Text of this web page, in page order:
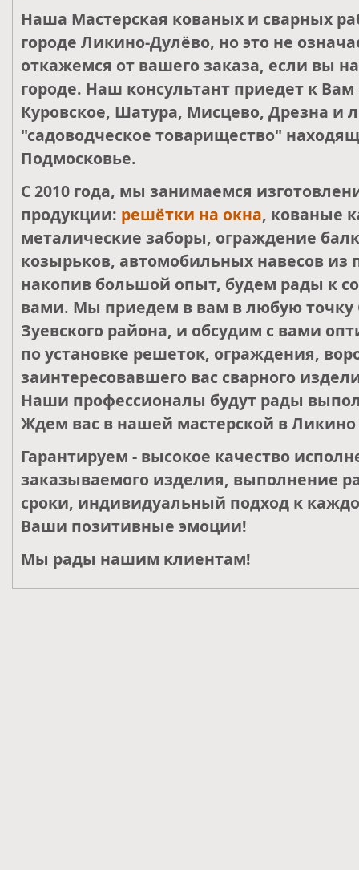
Наша Мастерская кованых и сварных
городе Ликино-Дулёво, но это не
откажемся от вашего заказа, если вы
городе. Наш консультант приедет к
Куровское, Шатура, Мисцево, Дрезна и
"садоводческое товарищество"
Подмосковье.
С 2010 года, мы занимаемся
продукции: решётки на окна, кованые
металические заборы, ограждение
козырьков, автомобильных навесов из
накопив большой опыт, будем рады к
вами. Мы приедем в вам в любую точку
Зуевского района, и обсудим с вами
по установке решеток, ограждения,
заинтересовавшего вас сварного
Наши профессионалы будут рады
Ждем вас в нашей мастерской в Ликино
Гарантируем - высокое качество
заказываемого изделия, выполнение
сроки, индивидуальный подход к
Ваши позитивные эмоции!
Мы рады нашим клиентам!